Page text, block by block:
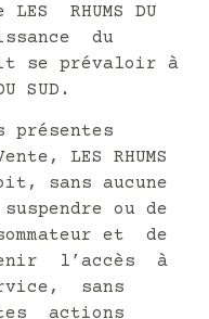
RHUMS DU
du
prévaloir à
SUD.
présentes
LES RHUMS
sans aucune
ou de
et de
l’accès à
sans
actions